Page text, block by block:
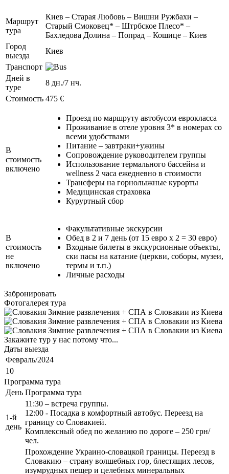
Маршрут
тура
Киев – Старая Любовь – Вишни Ружбахи –
Старый Смоковец* – Штрбское Плесо* –
Бахледова Долина – Попрад – Кошице – Киев
Город
выезда
Киев
Транспорт
Дней в
туре
8 дн./7 нч.
Стоимость 475 €
В
стоимость
включено
Проезд по маршруту автобусом еврокласса
Проживание в отеле уровня 3* в номерах со
всеми удобствами
Питание – завтраки+ужины
Сопровождение руководителем группы
Использование термального бассейна и
wellness 2 часа ежедневно в стоимости
Трансферы на горнолыжные курорты
Медицинская страховка
Куруртный сбор
В
стоимость
не
включено
Факультативные экскурсии
Обед в 2 и 7 день (от 15 евро х 2 = 30 евро)
Входные билеты в экскурсионные объекты,
ски пасы на катание (церкви, соборы, музеи,
термы и т.п.)
Личные расходы
Забронировать
Фотогалерея тура
Закажите тур у нас потому что...
Даты выезда
Февраль/2024
10
Программа тура
День Программа тура
1-й
день
11:30 – встреча группы.
12:00 - Посадка в комфортный автобус. Переезд на
границу со Словакией.
Комплексный обед по желанию по дороге – 250 грн/
чел.
Прохождение Украино-словацкой границы. Переезд в
Словакию – страну волшебных гор, блестящих лесов,
изумрудных пещер и целебных минеральных